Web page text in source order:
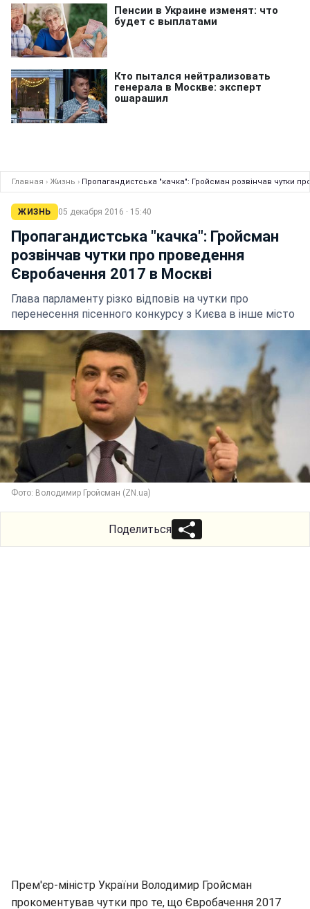
Главная › Жизнь › Пропагандистська "качка": Гройсман розвінчав чутки
ЖИЗНЬ 05 декабря 2016 · 15:40
Пропагандистська "качка": Гройсман
розвінчав чутки про проведення
Євробачення 2017 в Москві
Глава парламенту різко відповів на чутки про
перенесення пісенного конкурсу з Києва в інше місто
Фото: Володимир Гройсман (ZN.ua)
Поделиться
Прем'єр-міністр України Володимир Гройсман
прокоментував чутки про те, що Євробачення 2017